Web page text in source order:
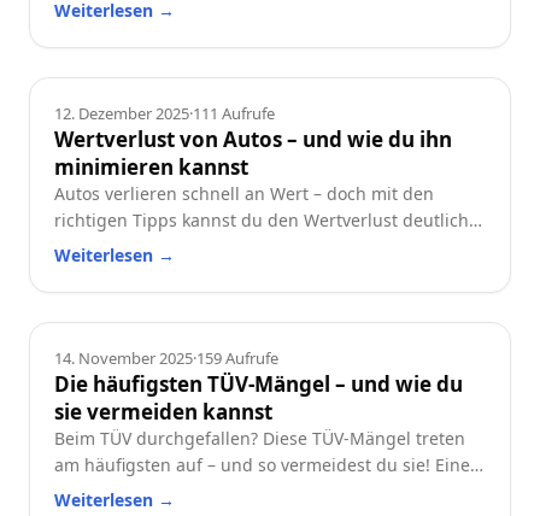
Weiterlesen →
Ratgeber
12. Dezember 2025·111 Aufrufe
Wertverlust von Autos – und wie du ihn
minimieren kannst
Autos verlieren schnell an Wert – doch mit den
richtigen Tipps kannst du den Wertverlust deutlich
reduzieren. Erfahre, welche Faktoren besonders
wertstabil hältst.
Weiterlesen →
Ratgeber
14. November 2025·159Aufrufe
Die häufigsten TÜV-Mängel – und wie du
sie vermeiden kannst
Beim TÜV durchgefallen? Diese TÜV-Mängel treten
am häufigsten auf – und so vermeidest du sie! Eine
praktische Checkliste für alle Autofahrer.
Weiterlesen →